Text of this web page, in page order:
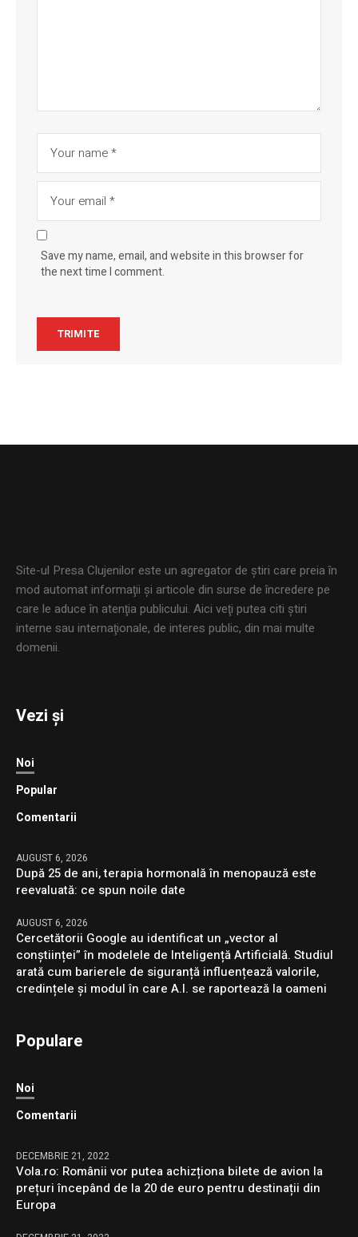
Save my name, email, and website in this browser for
the next time I comment.
Site-ul Presa Clujenilor este un agregator de ştiri care preia în
mod automat informaţii şi articole din surse de încredere pe
care le aduce în atenţia publicului. Aici veţi putea citi ştiri
interne sau internaţionale, de interes public, din mai multe
domenii.
Vezi și
Noi
Popular
Comentarii
AUGUST 6, 2026
După 25 de ani, terapia hormonală în menopauză este
reevaluată: ce spun noile date
AUGUST 6, 2026
Cercetătorii Google au identificat un „vector al
conștiinței” în modelele de Inteligență Artificială. Studiul
arată cum barierele de siguranță influențează valorile,
credințele și modul în care A.I. se raportează la oameni
Populare
Noi
Comentarii
DECEMBRIE 21, 2022
Vola.ro: Românii vor putea achizționa bilete de avion la
prețuri începând de la 20 de euro pentru destinații din
Europa